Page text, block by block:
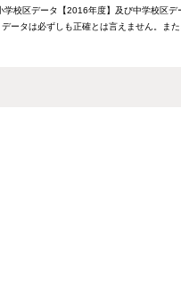
校区データ【2016年度】及び中学校区
タは必ずしも正確とは言えません。ま